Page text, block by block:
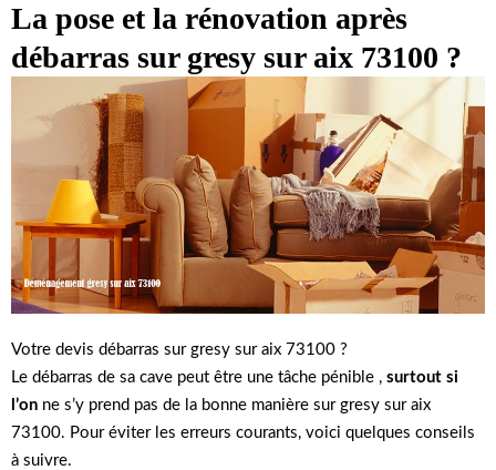
CONTACT
La pose et la rénovation après
débarras sur gresy sur aix 73100 ?
Votre devis débarras sur gresy sur aix 73100 ?
Le débarras de sa cave peut être une tâche pénible , surtout si
l’on ne s’y prend pas de la bonne manière sur gresy sur aix
73100. Pour éviter les erreurs courants, voici quelques conseils
à suivre.